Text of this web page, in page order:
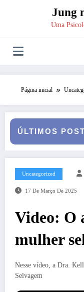
Jung
Uma
Página inicial
ÚLTIMOS
Entre o Falso e
Uncategorized
17 De Março De 2025
Video: O
mulher
Nesse vídeo, a Dra.
Selvagem